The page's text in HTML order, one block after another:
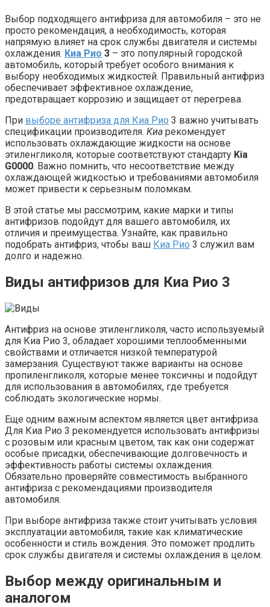
Выбор подходящего антифриза для автомобиля – это не
просто рекомендация, а необходимость, которая
напрямую влияет на срок службы двигателя и системы
охлаждения. Киа Рио 3 – это популярный городской
автомобиль, который требует особого внимания к
выбору необходимых жидкостей. Правильный антифриз
обеспечивает эффективное охлаждение,
предотвращает коррозию и защищает от перегрева.
При выборе антифриза для Киа Рио 3 важно учитывать
спецификации производителя. Киа рекомендует
использовать охлаждающие жидкости на основе
этиленгликоля, которые соответствуют стандарту Kia
G0000. Важно помнить, что несоответствие между
охлаждающей жидкостью и требованиями автомобиля
может привести к серьезным поломкам.
В этой статье мы рассмотрим, какие марки и типы
антифризов подойдут для вашего автомобиля, их
отличия и преимущества. Узнайте, как правильно
подобрать антифриз, чтобы ваш Киа Рио 3 служил вам
долго и надежно.
Виды антифризов для Киа Рио 3
Антифриз на основе этиленгликоля, часто используемый
для Киа Рио 3, обладает хорошими теплообменными
свойствами и отличается низкой температурой
замерзания. Существуют также варианты на основе
пропиленгликоля, которые менее токсичны и подойдут
для использования в автомобилях, где требуется
соблюдать экологические нормы.
Еще одним важным аспектом является цвет антифриза.
Для Киа Рио 3 рекомендуется использовать антифризы
с розовым или красным цветом, так как они содержат
особые присадки, обеспечивающие долговечность и
эффективность работы системы охлаждения.
Обязательно проверяйте совместимость выбранного
антифриза с рекомендациями производителя
автомобиля.
При выборе антифриза также стоит учитывать условия
эксплуатации автомобиля, такие как климатические
особенности и стиль вождения. Это поможет продлить
срок службы двигателя и системы охлаждения в целом.
Выбор между оригинальным и
аналогом